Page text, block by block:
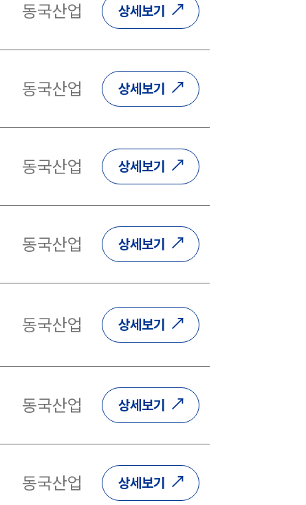
동국산업 상세보기
동국산업 상세보기
동국산업 상세보기
동국산업 상세보기
동국산업 상세보기
동국산업 상세보기
동국산업 상세보기